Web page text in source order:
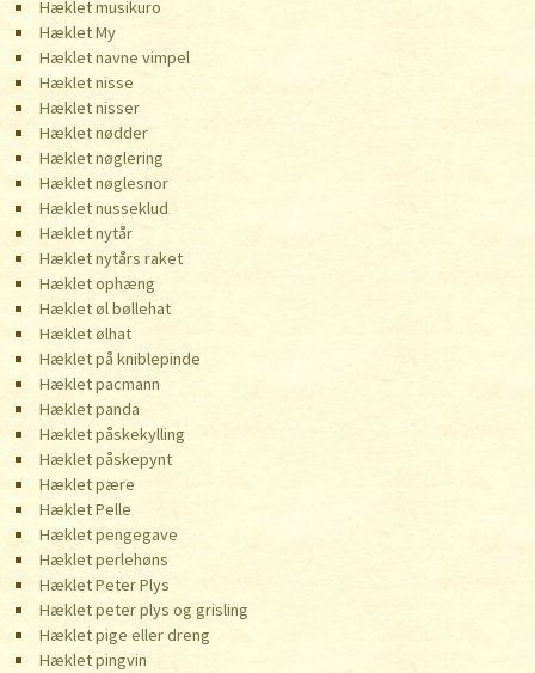
Hæklet musikuro
Hæklet My
Hæklet navne vimpel
Hæklet nisse
Hæklet nisser
Hæklet nødder
Hæklet nøglering
Hæklet nøglesnor
Hæklet nusseklud
Hæklet nytår
Hæklet nytårs raket
Hæklet ophæng
Hæklet øl bøllehat
Hæklet ølhat
Hæklet på kniblepinde
Hæklet pacmann
Hæklet panda
Hæklet påskekylling
Hæklet påskepynt
Hæklet pære
Hæklet Pelle
Hæklet pengegave
Hæklet perlehøns
Hæklet Peter Plys
Hæklet peter plys og grisling
Hæklet pige eller dreng
Hæklet pingvin